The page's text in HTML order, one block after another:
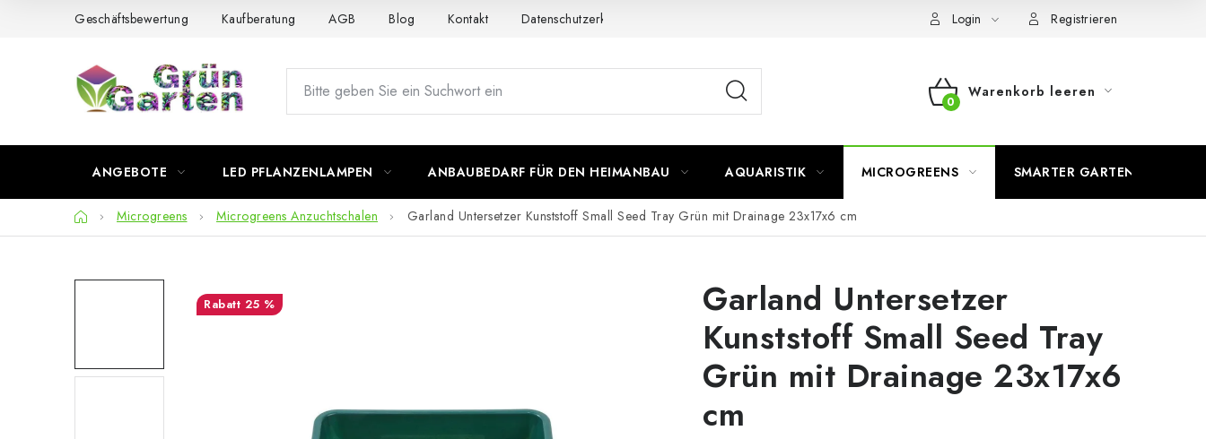
Geschäftsbewertung Kaufberatung AGB Blog Kontakt Datenschutzerklärung Login Registrieren
WARENKORB
Warenkorb leeren
ANGEBOTE LED PFLANZENLAMPEN ANBAUBEDARF FÜR DEN HEIMANBAU AQUARISTIK MICROGREENS SMARTER GARTEN
StartseiteMicrogreens Microgreens Anzuchtschalen Garland Untersetzer Kunststoff Small Seed Tray Grün mit Drainage 23x17x6 cm
Garland Untersetzer
Kunststoff Small Seed Tray
Grün mit Drainage 23x17x6
cm
25 %